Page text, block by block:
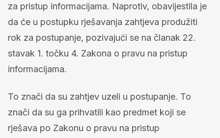
za pristup informacijama. Naprotiv, obavijestila je
da će u postupku rješavanja zahtjeva produžiti
rok za postupanje, pozivajući se na članak 22.
stavak 1. točku 4. Zakona o pravu na pristup
informacijama.
To znači da su zahtjev uzeli u postupanje. To
znači da su ga prihvatili kao predmet koji se
rješava po Zakonu o pravu na pristup